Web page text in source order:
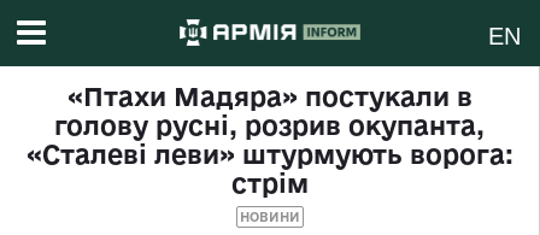
EN
«Птахи Мадяра» постукали в
голову русні, розрив окупанта,
«Сталеві леви» штурмують ворога:
стрім
НОВИНИ